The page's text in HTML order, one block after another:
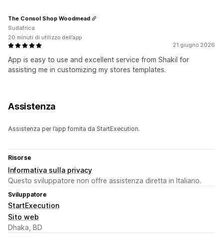
21 giugno 2026
App is easy to use and excellent service from Shakil for
assisting me in customizing my stores templates.
The Consol Shop Woodmead
Sudafrica
20 minuti di utilizzo dell’app
Assistenza
Assistenza per l’app fornita da StartExecution.
Risorse
Informativa sulla privacy
Questo sviluppatore non offre assistenza diretta in Italiano.
Sviluppatore
StartExecution
Sito web
Dhaka, BD